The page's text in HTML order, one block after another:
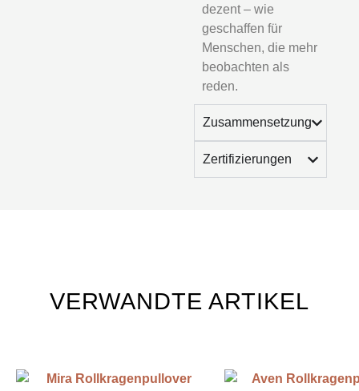
dezent – ​​wie
geschaffen für
Menschen, die mehr
beobachten als
reden.
Zusammensetzung
Zertifizierungen
VERWANDTE ARTIKEL